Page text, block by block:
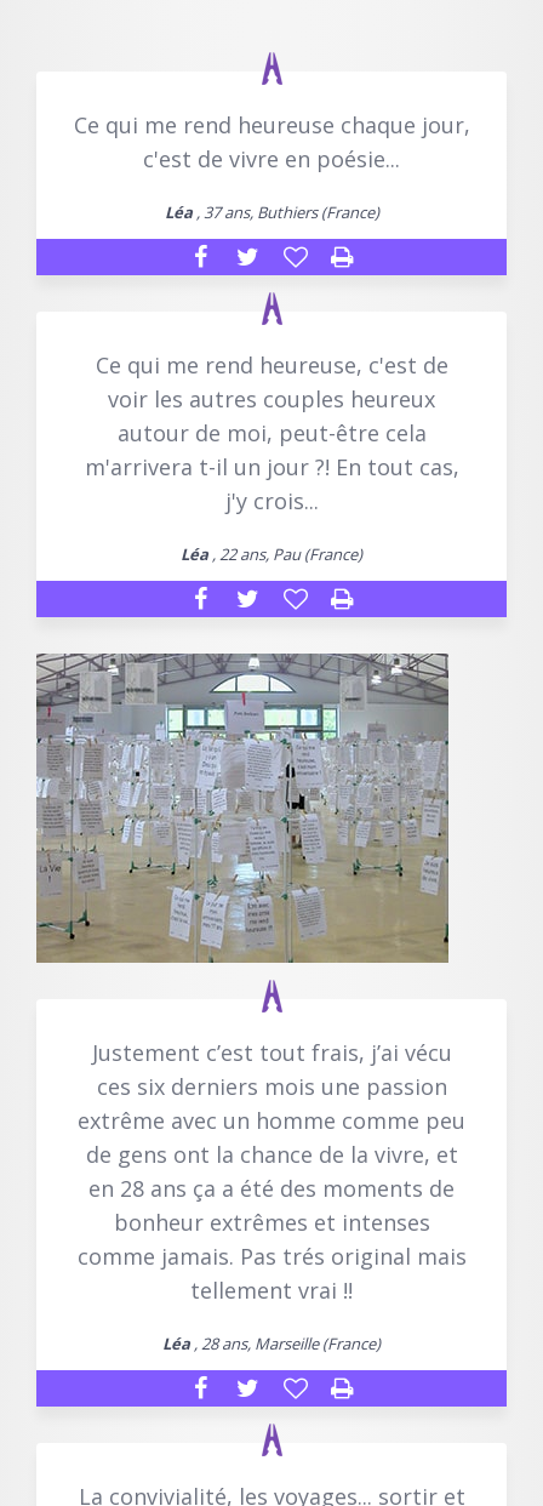
Ce qui me rend heureuse chaque jour,
c'est de vivre en poésie...
Léa, 37 ans, Buthiers (France)
Ce qui me rend heureuse, c'est de
voir les autres couples heureux
autour de moi, peut-être cela
m'arrivera t-il un jour ?! En tout cas,
j'y crois...
Léa , 22 ans, Pau (France)
Justement c’est tout frais, j’ai vécu
ces six derniers mois une passion
extrême avec un homme comme peu
de gens ont la chance de la vivre, et
en 28 ans ça a été des moments de
bonheur extrêmes et intenses
comme jamais. Pas trés original mais
tellement vrai !!
Léa , 28 ans, Marseille (France)
La convivialité, les voyages... sortir et